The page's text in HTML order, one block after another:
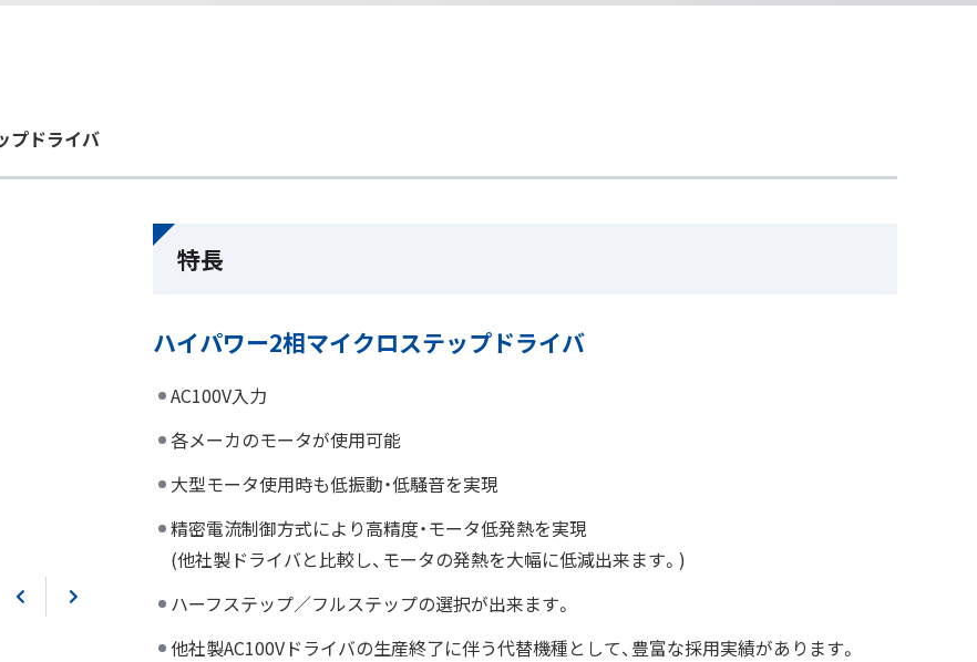
プドライバ
特長
ハイパワー2相マイクロステップドライバ
AC100V入力
各メーカのモータが使用可能
大型モータ使用時も低振動・低騒音を実現
精密電流制御方式により高精度・モータ低発熱を実現
(他社製ドライバと比較し、モータの発熱を大幅に低減出来ます。)
ハーフステップ／フルステップの選択が出来ます。
他社製AC100Vドライバの生産終了に伴う代替機種として、豊富な採用実績があります。